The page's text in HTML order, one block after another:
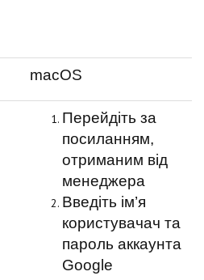
macOS
Перейдіть за
посиланням,
отриманим від
менеджера
Введіть ім’я
користувачач та
пароль аккаунта
Google